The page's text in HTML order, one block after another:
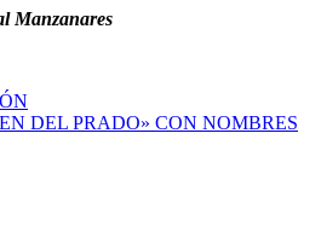
Manzanares
DEL PRADO» CON NOMBRES